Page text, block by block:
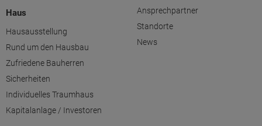
Haus
Hausausstellung
Rund um den Hausbau
Zufriedene Bauherren
Sicherheiten
Individuelles Traumhaus
Kapitalanlage / Investoren
Ansprechpartner
Standorte
News